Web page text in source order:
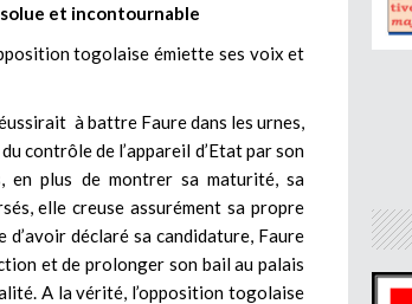
et incontournable
togolaise émiette ses voix et
à battre Faure dans les urnes,
contrôle de l’appareil d’Etat par son
en plus de montrer sa maturité, sa
elle creuse assurément sa propre
d’avoir déclaré sa candidature, Faure
et de prolonger son bail au palais
A la vérité, l’opposition togolaise